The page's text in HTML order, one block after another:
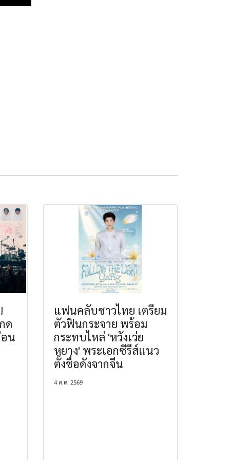
ด
น
แฟนคลับชาวไทย เตรียม
ตัวฟินกระจาย พร้อม
กระทบไหล่ 'หวังเว่ย
หยาง' พระเอกซีรีส์แนว
ตั้งชื่อดังจากจีน
4 ส.ค. 2569